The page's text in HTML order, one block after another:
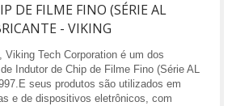
DE FILME FINO (SÉRIE AL
- VIKING
Viking Tech Corporation é um dos
Indutor de Chip de Filme Fino (Série AL
seus produtos são utilizados em
e de dispositivos eletrônicos, com